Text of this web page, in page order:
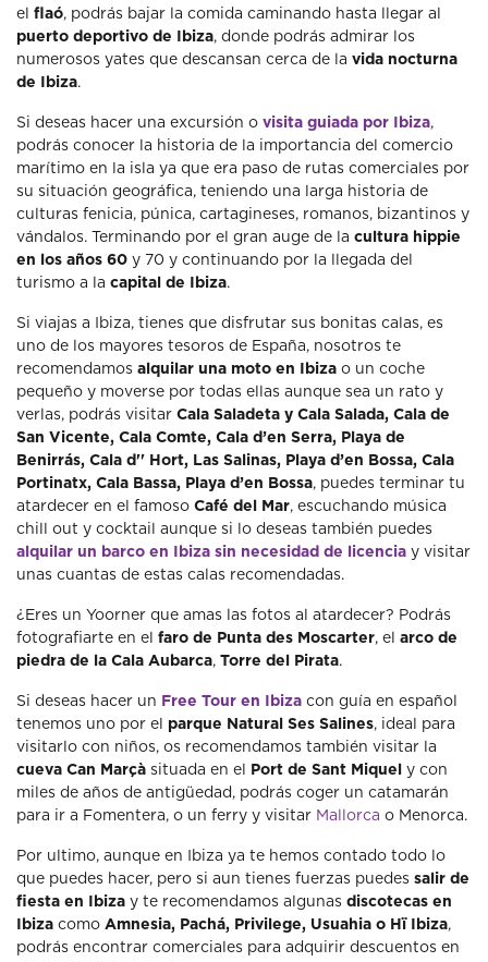
el flaó, podrás bajar la comida caminando hasta llegar al
puerto deportivo de Ibiza, donde podrás admirar los
numerosos yates que descansan cerca de la vida nocturna
de Ibiza.
Si deseas hacer una excursión o visita guiada por Ibiza,
podrás conocer la historia de la importancia del comercio
marítimo en la isla ya que era paso de rutas comerciales por
su situación geográfica, teniendo una larga historia de
culturas fenicia, púnica, cartagineses, romanos, bizantinos y
vándalos. Terminando por el gran auge de la cultura hippie
en los años 60 y 70 y continuando por la llegada del
turismo a la capital de Ibiza.
Si viajas a Ibiza, tienes que disfrutar sus bonitas calas, es
uno de los mayores tesoros de España, nosotros te
recomendamos alquilar una moto en Ibiza o un coche
pequeño y moverse por todas ellas aunque sea un rato y
verlas, podrás visitar Cala Saladeta y Cala Salada, Cala de
San Vicente, Cala Comte, Cala d’en Serra, Playa de
Benirrás, Cala d'' Hort, Las Salinas, Playa d’en Bossa, Cala
Portinatx, Cala Bassa, Playa d’en Bossa, puedes terminar tu
atardecer en el famoso Café del Mar, escuchando música
chill out y cocktail aunque si lo deseas también puedes
alquilar un barco en Ibiza sin necesidad de licencia y visitar
unas cuantas de estas calas recomendadas.
¿Eres un Yoorner que amas las fotos al atardecer? Podrás
fotografiarte en el faro de Punta des Moscarter, el arco de
piedra de la Cala Aubarca, Torre del Pirata.
Si deseas hacer un Free Tour en Ibiza con guía en español
tenemos uno por el parque Natural Ses Salines, ideal para
visitarlo con niños, os recomendamos también visitar la
cueva Can Marçà situada en el Port de Sant Miquel
y con
miles de años de antigüedad, podrás coger un catamarán
para ir a Fomentera, o un ferry y visitar Mallorca o Menorca.
Por ultimo, aunque en Ibiza ya te hemos contado todo lo
que puedes hacer, pero si aun tienes fuerzas puedes salir de
fiesta en Ibiza y te recomendamos algunas discotecas en
Ibiza como Amnesia, Pachá, Privilege, Usuahia o Hï Ibiza,
podrás encontrar comerciales para adquirir descuentos en